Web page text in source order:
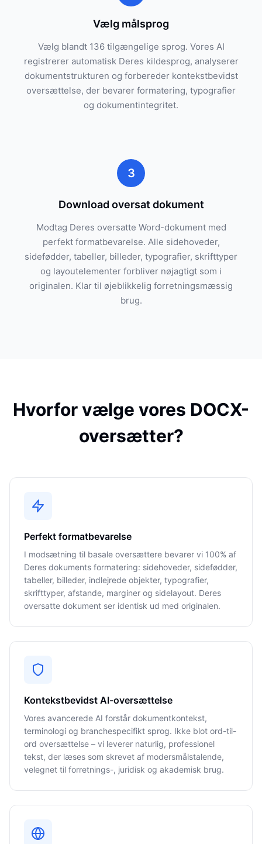
Vælg målsprog
Vælg blandt 136 tilgængelige sprog. Vores AI
registrerer automatisk Deres kildesprog, analyserer
dokumentstrukturen og forbereder kontekstbevidst
oversættelse, der bevarer formatering, typografier
og dokumentintegritet.
3
Download oversat dokument
Modtag Deres oversatte Word-dokument med
perfekt formatbevarelse. Alle sidehoveder,
sidefødder, tabeller, billeder, typografier, skrifttyper
og layoutelementer forbliver nøjagtigt som i
originalen. Klar til øjeblikkelig forretningsmæssig
brug.
Hvorfor vælge vores DOCX-
oversætter?
Perfekt formatbevarelse
I modsætning til basale oversættere bevarer vi 100% af
Deres dokuments formatering: sidehoveder, sidefødder,
tabeller, billeder, indlejrede objekter, typografier,
skrifttyper, afstande, marginer og sidelayout. Deres
oversatte dokument ser identisk ud med originalen.
Kontekstbevidst AI-oversættelse
Vores avancerede AI forstår dokumentkontekst,
terminologi og branchespecifikt sprog. Ikke blot ord-til-
ord oversættelse – vi leverer naturlig, professionel
tekst, der læses som skrevet af modersmålstalende,
velegnet til forretnings-, juridisk og akademisk brug.